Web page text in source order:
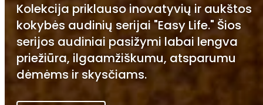
Kolekcija priklauso inovatyvių ir aukštos
kokybės audinių serijai "Easy Life." Šios
serijos audiniai pasižymi labai lengva
priežiūra, ilgaamžiškumu, atsparumu
dėmėms ir skysčiams.